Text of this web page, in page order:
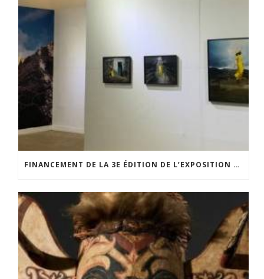
FINANCEMENT DE LA 3E ÉDITION DE L’EXPOSITION DU PRIX POUR LA PHOTOGRAPHIE PAR LE CERCLE POUR LA PHOTOGRAPHIE ET L’ART CONTEMPORAIN